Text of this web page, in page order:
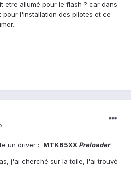
etre allumé pour le flash ? car dans
l'installation des pilotes et ce
un driver : MTK65XX Preloader
j'ai cherché sur la toile, l'ai trouvé